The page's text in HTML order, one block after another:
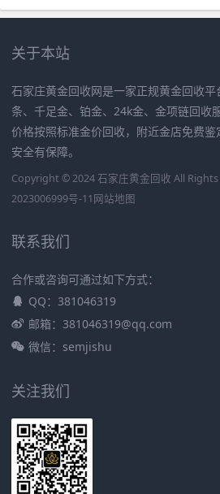
关于本站
石家庄黄金回收网是一家正规黄金回收
条、千足金、铂金、24k金、金项链回收
价格按照标准金价回收，附近金店免费
安全有保障。
Copyright © 2024 石家庄黄金回收 All Rights
2023006999号-11网站地图
联系我们
合作或咨询可通过如下方式：
QQ：381046319
邮箱：381046319@qq.com
微信：semjishu
关注我们